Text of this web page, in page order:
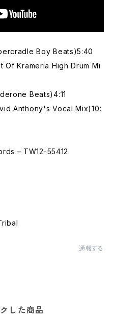
Boy Beats)5:40
Krameria High Drum Mi
Beats)4:11
Anthony's Vocal Mix)10:
– TW12-55412
通報する
した商品